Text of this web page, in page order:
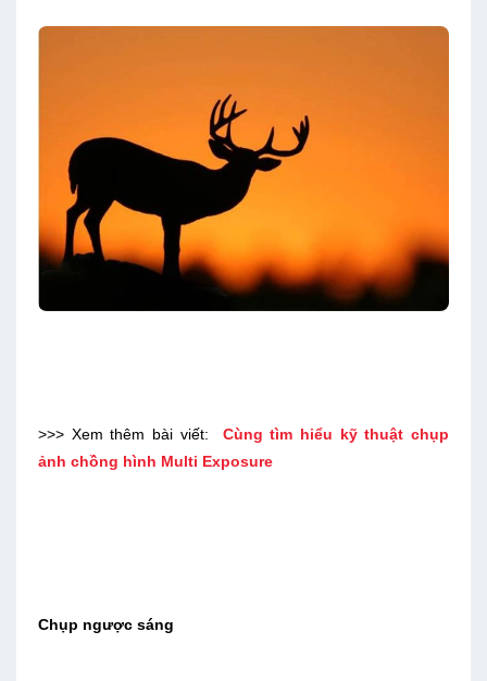
>>> Xem thêm bài viết: Cùng tìm hiểu kỹ thuật chụp
ảnh chồng hình Multi Exposure
Chụp ngược sáng